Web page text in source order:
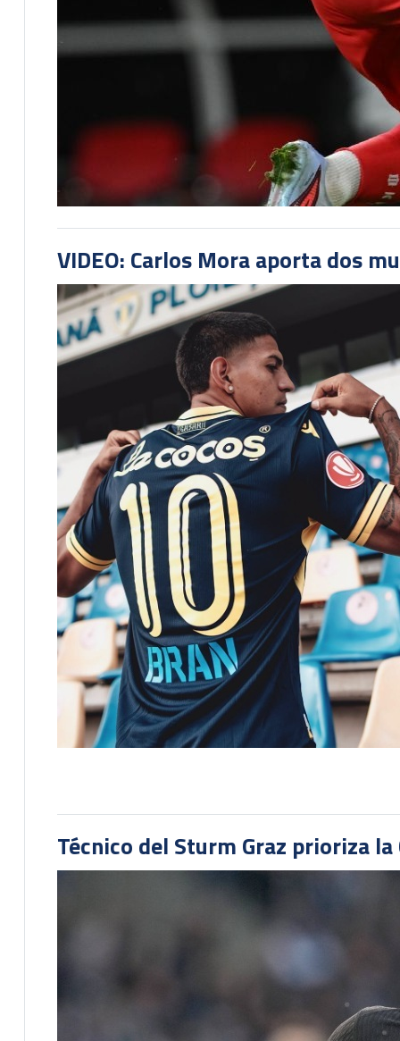
VIDEO: Carlos Mora aporta dos
Técnico del Sturm Graz prioriza